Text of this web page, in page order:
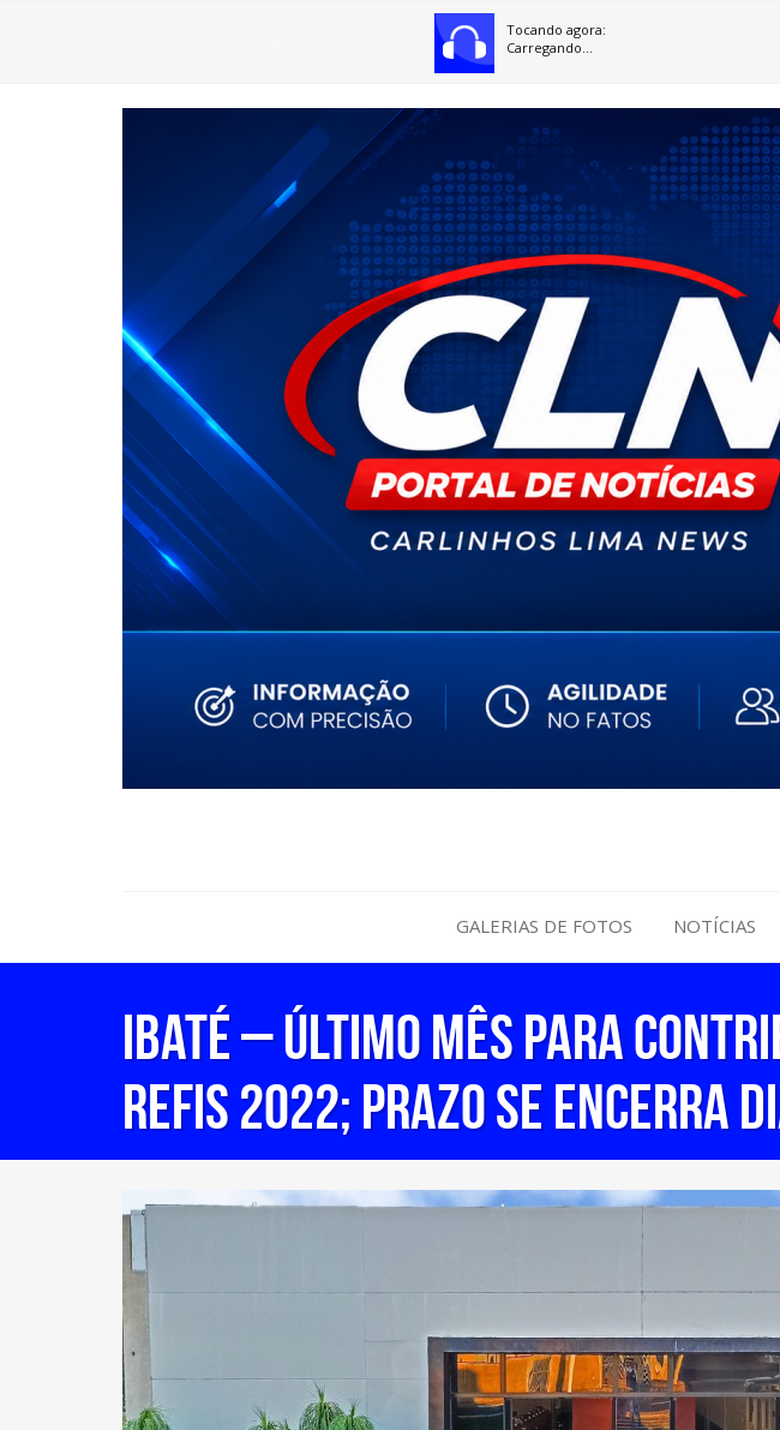
Tocando agora:
Carregando...
GALERIAS DE FOTOS NOTÍCIAS
IBATÉ – Último mês para
REFIS 2022; prazo se encerra